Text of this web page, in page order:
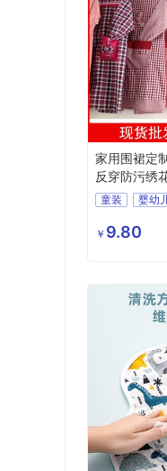
家用围裙定
反穿防污绣
童装
婴幼
￥ 9.80